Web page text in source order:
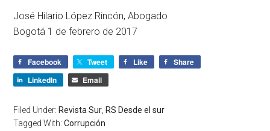
José Hilario López Rincón, Abogado
Bogotá 1 de febrero de 2017
Facebook Tweet Like
Share
LinkedIn
Email
Filed Under: Revista Sur RS Desde el sur
Tagged With:Corrupción